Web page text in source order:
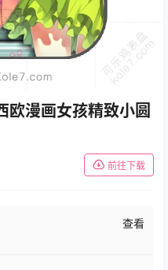
漫画女孩精致小圆
前往下载
查看